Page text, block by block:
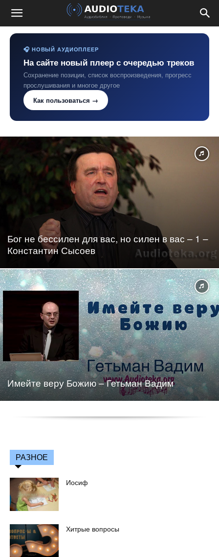
🎧 НОВЫЙ АУДИОПЛЕЕР
На сайте новый плеер с очередью треков
Сохранение позиции, список воспроизведения, прогресс
прослушивания и многое другое
Как пользоваться →
Бог не бессилен для вас, но силен в вас – 1 –
Константин Сысоев
Имейте веру Божию – Гетьман Вадим
РАЗНОЕ
Иосиф
Хитрые вопросы